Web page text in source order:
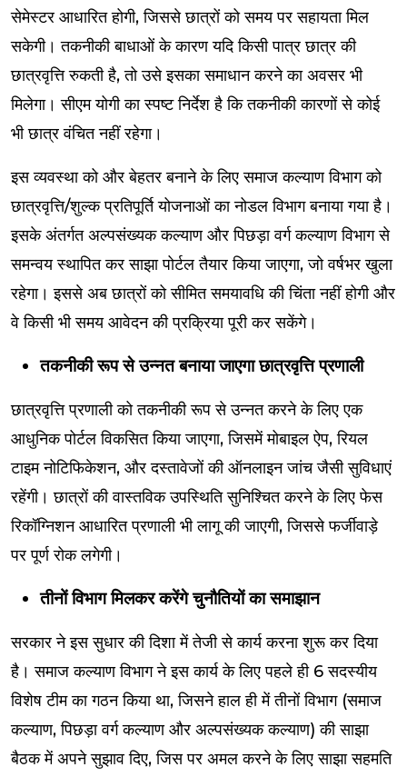
सेमेस्टर आधारित होगी, जिससे छात्रों को समय पर सहायता मिल
सकेगी। तकनीकी बाधाओं के कारण यदि किसी पात्र छात्र की
छात्रवृत्ति रुकती है, तो उसे इसका समाधान करने का अवसर भी
मिलेगा। सीएम योगी का स्पष्ट निर्देश है कि तकनीकी कारणों से कोई
भी छात्र वंचित नहीं रहेगा।
इस व्यवस्था को और बेहतर बनाने के लिए समाज कल्याण विभाग को
छात्रवृत्ति/शुल्क प्रतिपूर्ति योजनाओं का नोडल विभाग बनाया गया है।
इसके अंतर्गत अल्पसंख्यक कल्याण और पिछड़ा वर्ग कल्याण विभाग से
समन्वय स्थापित कर साझा पोर्टल तैयार किया जाएगा, जो वर्षभर खुला
रहेगा। इससे अब छात्रों को सीमित समयावधि की चिंता नहीं होगी और
वे किसी भी समय आवेदन की प्रक्रिया पूरी कर सकेंगे।
तकनीकी रूप से उन्नत बनाया जाएगा छात्रवृत्ति प्रणाली
छात्रवृत्ति प्रणाली को तकनीकी रूप से उन्नत करने के लिए एक
आधुनिक पोर्टल विकसित किया जाएगा, जिसमें मोबाइल ऐप, रियल
टाइम नोटिफिकेशन, और दस्तावेजों की ऑनलाइन जांच जैसी सुविधाएं
रहेंगी। छात्रों की वास्तविक उपस्थिति सुनिश्चित करने के लिए फेस
रिकॉग्निशन आधारित प्रणाली भी लागू की जाएगी, जिससे फर्जीवाड़े
पर पूर्ण रोक लगेगी।
तीनों विभाग मिलकर करेंगे चुनौतियों का समाझान
सरकार ने इस सुधार की दिशा में तेजी से कार्य करना शुरू कर दिया
है। समाज कल्याण विभाग ने इस कार्य के लिए पहले ही 6 सदस्यीय
विशेष टीम का गठन किया था, जिसने हाल ही में तीनों विभाग (समाज
कल्याण, पिछड़ा वर्ग कल्याण और अल्पसंख्यक कल्याण) की साझा
बैठक में अपने सुझाव दिए, जिस पर अमल करने के लिए साझा सहमति